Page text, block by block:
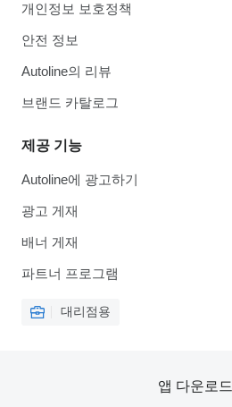
개인정보 보호정책
안전 정보
Autoline의 리뷰
브랜드 카탈로그
제공 기능
Autoline에 광고하기
광고 게재
배너 게재
파트너 프로그램
대리점용
앱 다운로드